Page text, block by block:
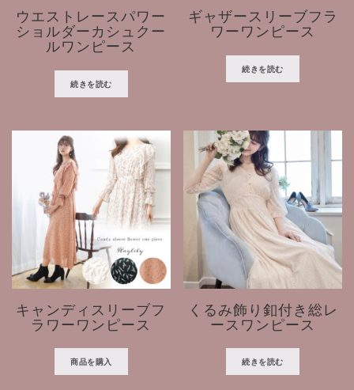
ウエストレースパワー
ショルダーカシュクー
ルワンピース
続きを読む
ギャザースリーブフラ
ワーワンピース
続きを読む
キャンディスリーブフ
ラワーワンピース
商品を購入
くるみ飾り釦付き総レ
ースワンピース
続きを読む